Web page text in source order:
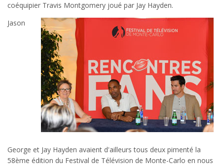
coéquipier Travis Montgomery joué par Jay Hayden.
Jason
George et Jay Hayden avaient d'ailleurs tous deux pimenté la
58ème édition du Festival de Télévision de Monte-Carlo en nous